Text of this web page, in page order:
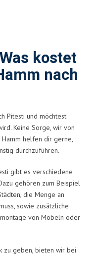
kostet
nach
Pitesti und möchtest
Keine Sorge, wir von
Hamm helfen dir gerne,
durchzuführen.
gibt es verschiedene
gehören zum Beispiel
die Menge an
sowie zusätzliche
von Möbeln oder
zu geben, bieten wir bei